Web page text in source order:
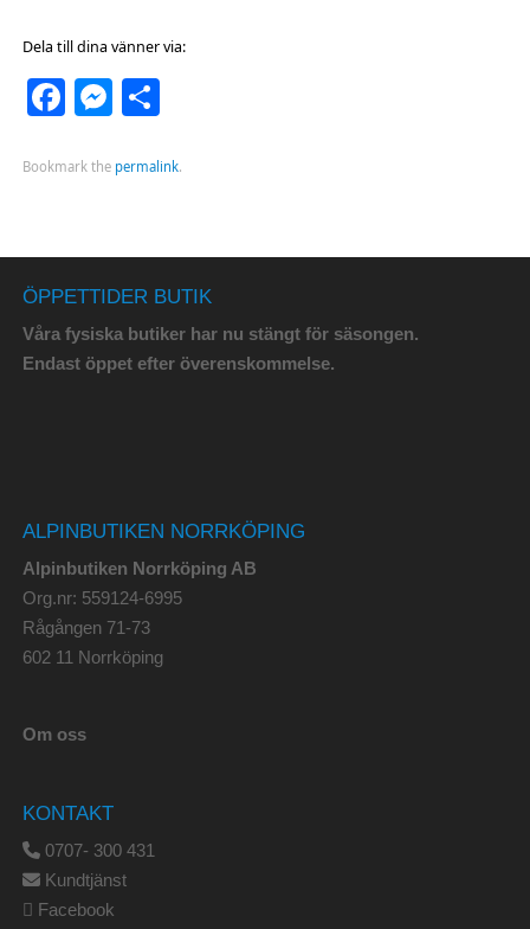
Dela till dina vänner via:
Facebook
Messenger
Dela
Bookmark the permalink.
ÖPPETTIDER BUTIK
Våra fysiska butiker har nu stängt för säsongen.
Endast öppet efter överenskommelse.
ALPINBUTIKEN NORRKÖPING
Alpinbutiken Norrköping AB
Org.nr: 559124-6995
Rågången 71-73
602 11 Norrköping
Om oss
KONTAKT
0707- 300 431
Kundtjänst
Facebook